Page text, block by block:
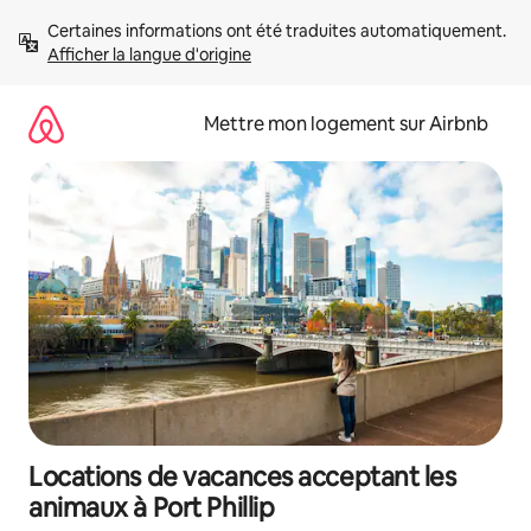
directement
Afficher la langue d'origine
Mettre mon logement sur Airbnb
Locations de vacances acceptant les
animaux à Port Phillip